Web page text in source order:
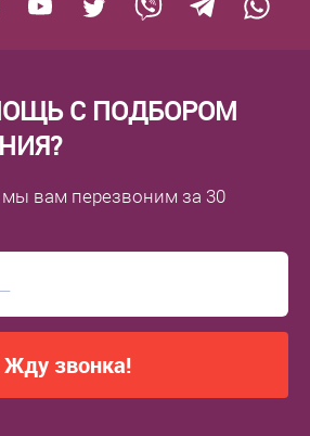
С ПОДБОРОМ
мы вам перезвоним за 30
Жду звонка!